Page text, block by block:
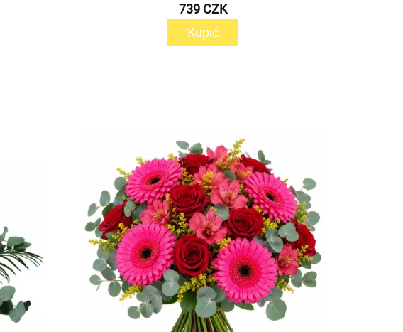
739 CZK
Kupić